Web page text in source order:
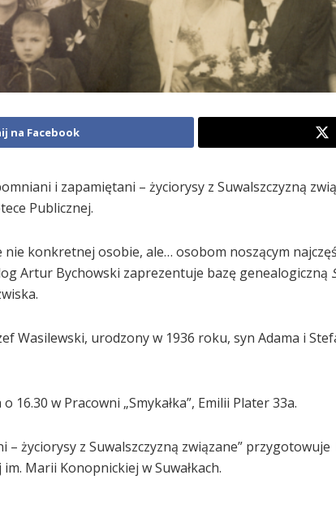
na Facebook
i zapamiętani – życiorysy z Suwalszczyzną
Publicznej.
konkretnej osobie, ale… osobom noszącym
Artur Bychowski zaprezentuje bazę genealogiczną
Wasilewski, urodzony w 1936 roku, syn Adama i
16.30 w Pracowni „Smykałka”, Emilii Plater 33a.
– życiorysy z Suwalszczyzną związane”
Marii Konopnickiej w Suwałkach.